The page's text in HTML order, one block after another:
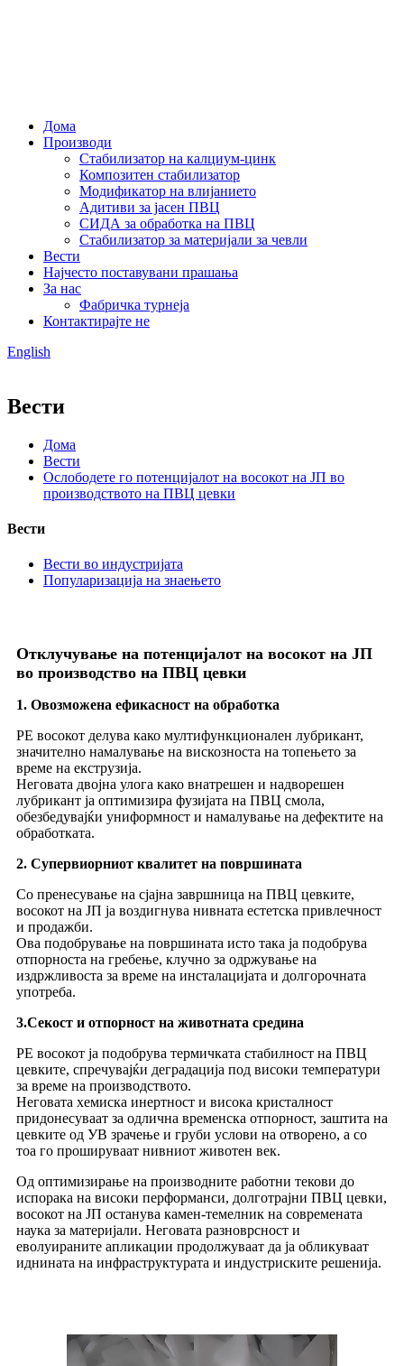
Дома
Производи
Стабилизатор на калциум-цинк
Композитен стабилизатор
Модификатор на влијанието
Адитиви за јасен ПВЦ
СИДА за обработка на ПВЦ
Стабилизатор за материјали за чевли
Вести
Најчесто поставувани прашања
За нас
Фабричка турнеја
Контактирајте не
English
Вести
Дома
Вести
Ослободете го потенцијалот на восокот на ЈП во
производството на ПВЦ цевки
Вести
Вести во индустријата
Популаризација на знаењето
Отклучување на потенцијалот на восокот на ЈП
во производство на ПВЦ цевки
1. Овозможена ефикасност на обработка
PE восокот делува како мултифункционален лубрикант,
значително намалување на вискозноста на топењето за
време на екструзија.
Неговата двојна улога како внатрешен и надворешен
лубрикант ја оптимизира фузијата на ПВЦ смола,
обезбедувајќи униформност и намалување на дефектите на
обработката.
2. Супервиорниот квалитет на површината
Со пренесување на сјајна завршница на ПВЦ цевките,
восокот на ЈП ја воздигнува нивната естетска привлечност
и продажби.
Ова подобрување на површината исто така ја подобрува
отпорноста на гребење, клучно за одржување на
издржливоста за време на инсталацијата и долгорочната
употреба.
3.Секост и отпорност на животната средина
PE восокот ја подобрува термичката стабилност на ПВЦ
цевките, спречувајќи деградација под високи температури
за време на производството.
Неговата хемиска инертност и висока кристалност
придонесуваат за одлична временска отпорност, заштита на
цевките од УВ зрачење и груби услови на отворено, а со
тоа го прошируваат нивниот животен век.
Од оптимизирање на производните работни текови до
испорака на високи перформанси, долготрајни ПВЦ цевки,
восокот на ЈП останува камен-темелник на современата
наука за материјали. Неговата разноврсност и
еволуираните апликации продолжуваат да ја обликуваат
иднината на инфраструктурата и индустриските решенија.